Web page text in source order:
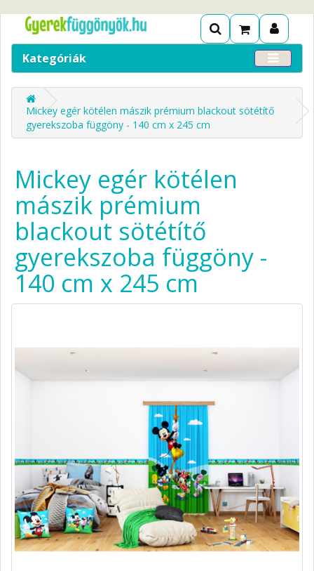
Kategóriák
Mickey egér kötélen mászik prémium blackout sötétítő
gyerekszoba függöny - 140 cm x 245 cm
Mickey egér kötélen
mászik prémium
blackout sötétítő
gyerekszoba függöny -
140 cm x 245 cm